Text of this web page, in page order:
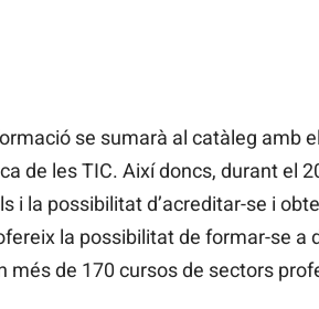
se sumarà al catàleg amb
de les TIC. Així doncs, durant el
i la possibilitat d’acreditar-se i
la possibilitat de formar-se a
més de 170 cursos de sectors